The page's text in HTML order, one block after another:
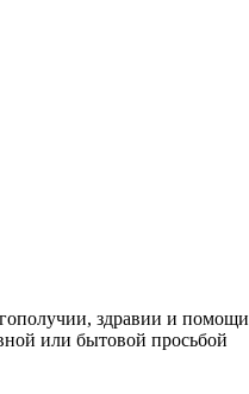
здравии и помощи
или бытовой просьбой